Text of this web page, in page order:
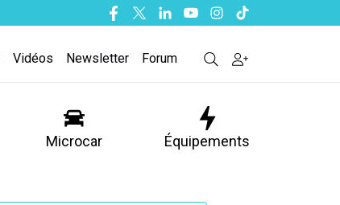
Facebook
TwitterLinkedinYoutubeInstagram
Tiktok
Vidéos Newsletter Forum
Microcar Équipements